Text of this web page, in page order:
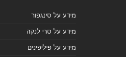
מידע על סינגפור
מידע על סרי לנקה
מידע על פיליפינים